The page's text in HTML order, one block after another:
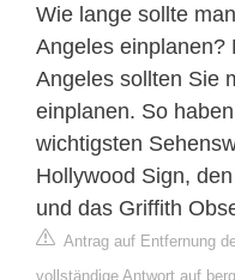
Wie lange sollte
Angeles einplanen?
Angeles sollten Sie
einplanen. So
wichtigsten
Hollywood Sign,
und das Griffith
Antrag auf Entfernung
vollständige Antwort auf